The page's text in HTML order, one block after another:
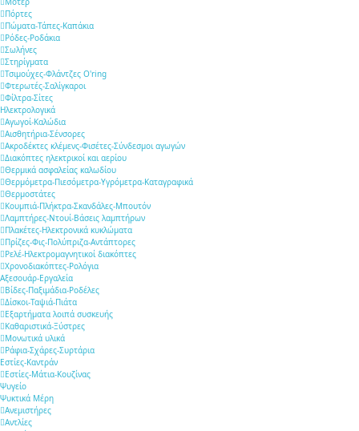
Πόρτες
Πώματα-Τάπες-Καπάκια
Ρόδες-Ροδάκια
Σωλήνες
Στηρίγματα
Τσιμούχες-Φλάντζες O'ring
Φτερωτές-Σαλίγκαροι
Φίλτρα-Σίτες
Ηλεκτρολογικά
Αγωγοί-Καλώδια
Αισθητήρια-Σένσορες
Ακροδέκτες κλέμενς-Φισέτες-Σύνδεσμοι αγωγών
Διακόπτες ηλεκτρικοί και αερίου
Θερμικά ασφαλείας καλωδίου
Θερμόμετρα-Πιεσόμετρα-Υγρόμετρα-Καταγραφικά
Θερμοστάτες
Κουμπιά-Πλήκτρα-Σκανδάλες-Μπουτόν
Λαμπτήρες-Ντουί-Βάσεις λαμπτήρων
Πλακέτες-Ηλεκτρονικά κυκλώματα
Πρίζες-Φις-Πολύπριζα-Αντάπτορες
Ρελέ-Ηλεκτρομαγνητικοί διακόπτες
Χρονοδιακόπτες-Ρολόγια
Αξεσουάρ-Εργαλεία
Βίδες-Παξιμάδια-Ροδέλες
Δίσκοι-Ταψιά-Πιάτα
Εξαρτήματα λοιπά συσκευής
Καθαριστικά-Ξύστρες
Μονωτικά υλικά
Ράφια-Σχάρες-Συρτάρια
Εστίες-Καντράν
Εστίες-Μάτια-Κουζίνας
Ψυγείο
Ψυκτικά Μέρη
Ανεμιστήρες
Αντλίες